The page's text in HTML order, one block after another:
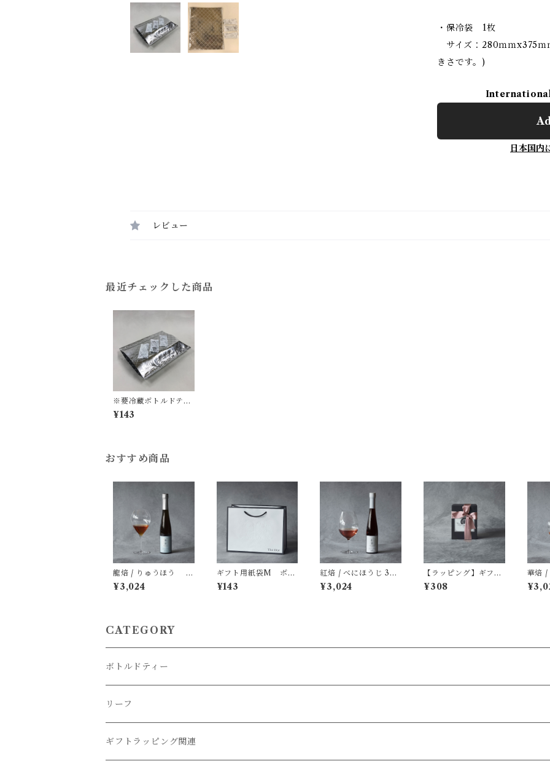
・保冷袋 1枚
サイズ：280ｍｍx375
きさです。)
日本国内
レビュー
最近チェックした商品
※要冷蔵ボトルドティ
ーのお持ち運びに※ 保
冷剤＆保冷袋セット
¥143
おすすめ商品
龍焙 / りゅうほう 3
00ml 常温保存可
¥3,024
ギフト用紙袋M ボト
ルドティー商品・リー
フ3缶ギフトBOX用
¥143
紅焙 / べにほうじ 300
ml ※要冷蔵品
¥3,024
【ラッピング】ギフト
BOX リーフ1缶用 B
OXだけのご購入はで
¥308
華焙
ml ※
CATEGORY
ボトルドティー
冷蔵便商品
常温便商品
リーフ
ギフトラッピング関連